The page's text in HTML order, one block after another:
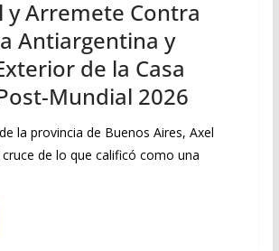
y Arremete Contra
Antiargentina y
de la Casa
Mundial 2026
la provincia de Buenos Aires, Axel
de lo que calificó como una